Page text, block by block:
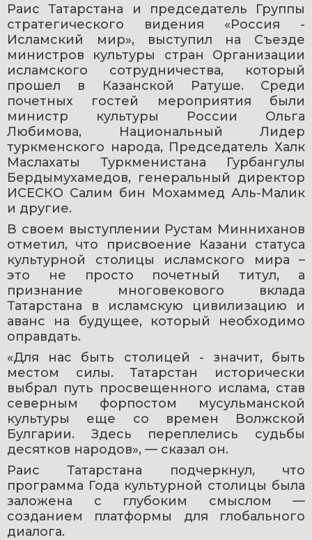
Раис Татарстана и председатель Группы
стратегического видения «Россия -
Исламский мир», выступил на Съезде
министров культуры стран Организации
исламского сотрудничества, который
прошел в Казанской Ратуше. Среди
почетных гостей мероприятия были
министр культуры России Ольга
Любимова, Национальный Лидер
туркменского народа, Председатель Халк
Маслахаты Туркменистана Гурбангулы
Бердымухамедов, генеральный директор
ИСЕСКО Салим бин Мохаммед Аль-Малик
и другие.
В своем выступлении Рустам Минниханов
отметил, что присвоение Казани статуса
культурной столицы исламского мира –
это не просто почетный титул, а
признание многовекового вклада
Татарстана в исламскую цивилизацию и
аванс на будущее, который необходимо
оправдать.
«Для нас быть столицей - значит, быть
местом силы. Татарстан исторически
выбрал путь просвещенного ислама, став
северным форпостом мусульманской
культуры еще со времен Волжской
Булгарии. Здесь переплелись судьбы
десятков народов», — сказал он.
Раис Татарстана подчеркнул, что
программа Года культурной столицы была
заложена с глубоким смыслом —
созданием платформы для глобального
диалога.